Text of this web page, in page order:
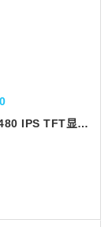
7寸高亮度阳光下可视工业液晶显示屏800x480 IPS TFT显示屏